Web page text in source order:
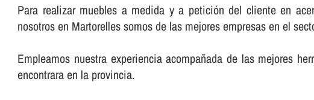
Para realizar muebles a medida y a petición del cliente en
nosotros en Martorelles somos de las mejores empresas en el
Empleamos nuestra experiencia acompañada de las mejores
encontrara en la provincia.